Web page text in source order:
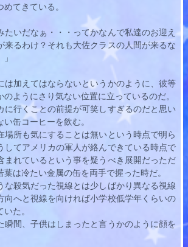
てきている。
いだなぁ・・・ってかなんで私達のお迎え
来るわけ？それも大佐クラスの人間が来るな
は加えてはならないというかのように、彼等
のようにさり気ない位置に立っているのだ。
行くことの前提が可笑しすぎるのだと思い
い缶コーヒーを飲む。
所も気にすることは無いという時点で明ら
してアメリカの軍人が絡んできている時点で
まれているという事を疑うべき展開だっただ
葉は冷たい金属の缶を両手で握った時だ。
殺気だった視線とは少しばかり異なる視線
向へと視線を向ければ小学校低学年くらいの
た。
瞬間、子供はしまったと言うかのように顔を